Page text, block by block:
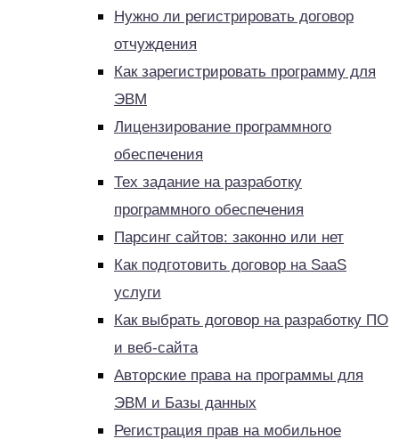
Нужно ли регистрировать договор
отчуждения
Как зарегистрировать программу для
ЭВМ
Лицензирование программного
обеспечения
Тех задание на разработку
программного обеспечения
Парсинг сайтов: законно или нет
Как подготовить договор на SaaS
услуги
Как выбрать договор на разработку ПО
и веб-сайта
Авторские права на программы для
ЭВМ и Базы данных
Регистрация прав на мобильное